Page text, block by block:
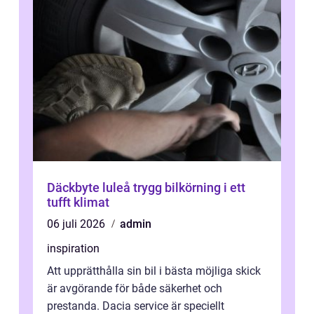
Däckbyte luleå trygg bilkörning i ett
tufft klimat
06 juli 2026
admin
inspiration
Att upprätthålla sin bil i bästa möjliga skick
är avgörande för både säkerhet och
prestanda. Dacia service är speciellt